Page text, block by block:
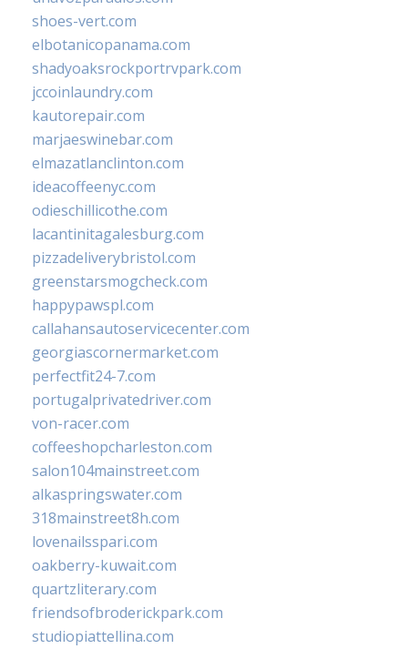
shoes-vert.com
elbotanicopanama.com
shadyoaksrockportrvpark.com
jccoinlaundry.com
kautorepair.com
marjaeswinebar.com
elmazatlanclinton.com
ideacoffeenyc.com
odieschillicothe.com
lacantinitagalesburg.com
pizzadeliverybristol.com
greenstarsmogcheck.com
happypawspl.com
callahansautoservicecenter.com
georgiascornermarket.com
perfectfit24-7.com
portugalprivatedriver.com
von-racer.com
coffeeshopcharleston.com
salon104mainstreet.com
alkaspringswater.com
318mainstreet8h.com
lovenailsspari.com
oakberry-kuwait.com
quartzliterary.com
friendsofbroderickpark.com
studiopiattellina.com